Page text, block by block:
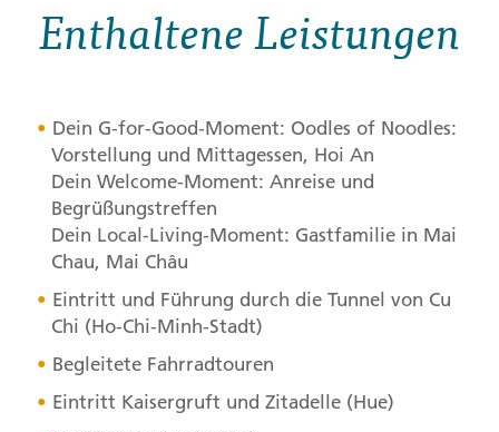
Enthaltene Leistungen
Dein G-for-Good-Moment: Oodles of Noodles:
Vorstellung und Mittagessen, Hoi An
Dein Welcome-Moment: Anreise und
Begrüßungstreffen
Dein Local-Living-Moment: Gastfamilie in Mai
Chau, Mai Châu
Eintritt und Führung durch die Tunnel von Cu
Chi (Ho-Chi-Minh-Stadt)
Begleitete Fahrradtouren
Eintritt Kaisergruft und Zitadelle (Hue)